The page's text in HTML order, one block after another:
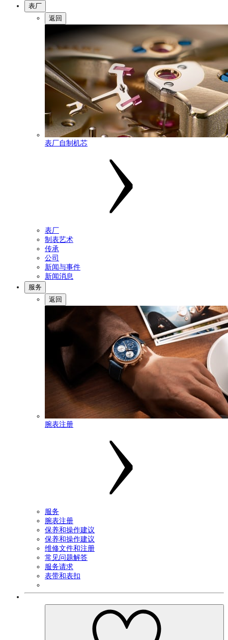
表厂
返回
表厂自制机芯
表厂
制表艺术
传承
公司
新闻与事件
新闻消息
服务
返回
腕表注册
服务
腕表注册
保养和操作建议
保养和操作建议
维修文件和注册
常见问题解答
服务请求
表带和表扣